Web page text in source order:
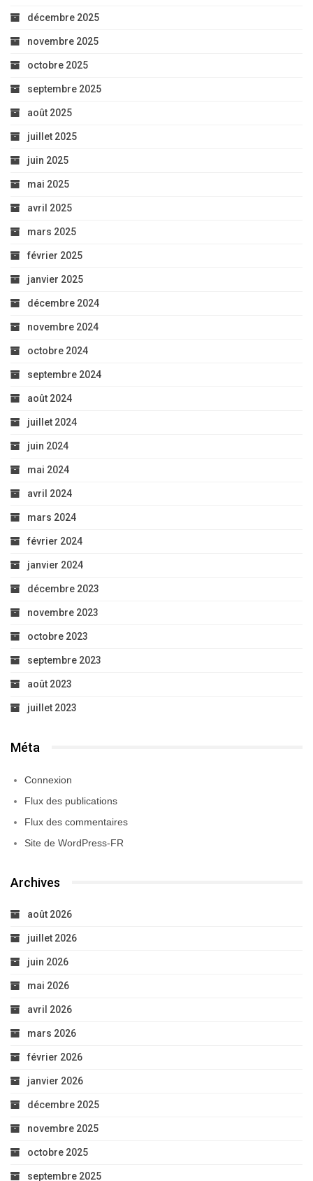
décembre 2025
novembre 2025
octobre 2025
septembre 2025
août 2025
juillet 2025
juin 2025
mai 2025
avril 2025
mars 2025
février 2025
janvier 2025
décembre 2024
novembre 2024
octobre 2024
septembre 2024
août 2024
juillet 2024
juin 2024
mai 2024
avril 2024
mars 2024
février 2024
janvier 2024
décembre 2023
novembre 2023
octobre 2023
septembre 2023
août 2023
juillet 2023
Méta
Connexion
Flux des publications
Flux des commentaires
Site de WordPress-FR
Archives
août 2026
juillet 2026
juin 2026
mai 2026
avril 2026
mars 2026
février 2026
janvier 2026
décembre 2025
novembre 2025
octobre 2025
septembre 2025